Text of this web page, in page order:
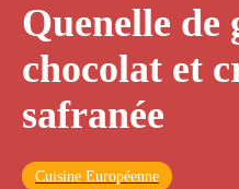
Quenelle de
chocolat et
safranée
Cuisine Européenne